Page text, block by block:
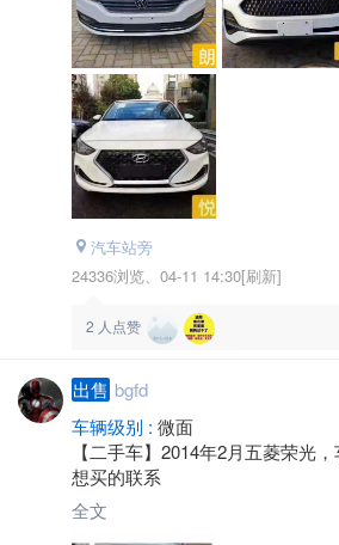
汽车站旁
24336浏览、 04-11 14:30[刷新]
2 人点赞
出售 bgfd
车辆级别 : 微面
【二手车】2014年2月五菱荣光
想买的联系
全文